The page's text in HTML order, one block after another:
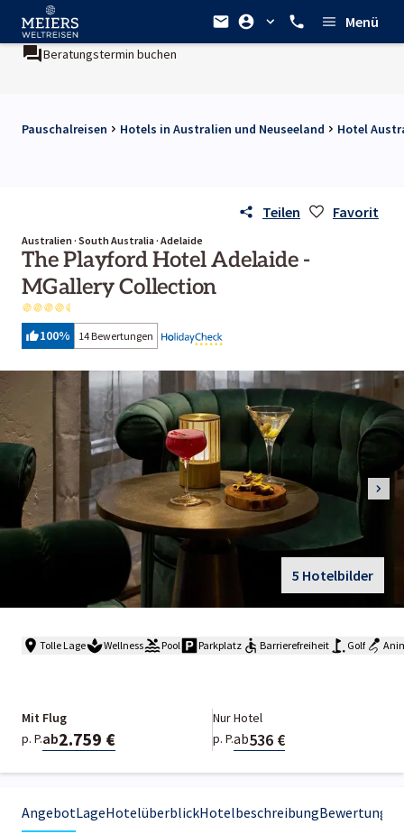
Menü
Beratungstermin buchen
Pauschalreisen Hotels in Australien und Neuseeland Hotel
Teilen Favorit
Australien · South Australia · Adelaide
The Playford Hotel Adelaide -
MGallery Collection
100% 14 Bewertungen
5 Hotelbilder
Tolle Lage Wellness Pool Parkplatz Barrierefreiheit Golf
Mit Flug
p. P.ab2.759 €
Nur Hotel
p. P.ab536 €
AngebotLageHotelüberblickHotelbeschreibungBewertungen